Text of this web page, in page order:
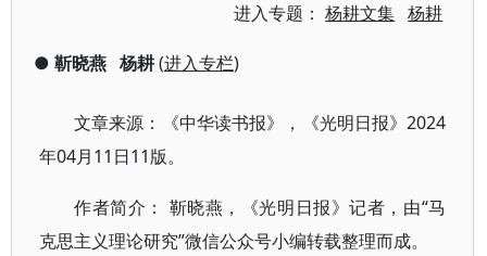
进入专题：杨耕文集 杨耕
● 靳晓燕 杨耕(进入专栏)
文章来源：《中华读书报》， 《光明日报》 2024
年04月11日11版 。
作者简介：
靳晓燕，《光明日报》记者，由“马
克思主义理论研究”微信公众号小编转载整理而成。